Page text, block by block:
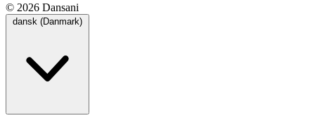
© 2026 Dansani
dansk (Danmark)